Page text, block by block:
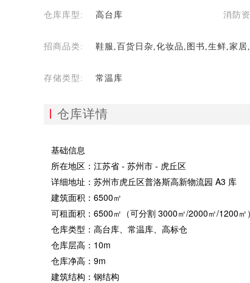
仓库库型: 高台库 消防
招商品类: 鞋服,百货日杂,化妆品,图书,生鲜,家
存储类型: 常温库
仓库详情
基础信息
所在地区：江苏省 - 苏州市 - 虎丘区
详细地址：苏州市虎丘区普洛斯高新物流园 A3 库
建筑面积：6500㎡
可租面积：6500㎡（可分割 3000㎡/2000㎡/1200㎡）
仓库类型：高台库、常温库、高标仓
仓库层高：10m
仓库净高：9m
建筑结构：钢结构